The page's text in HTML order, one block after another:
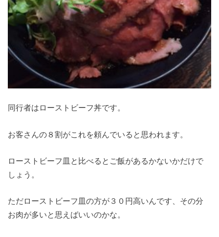
同行者はローストビーフ丼です。
お客さんの８割がこれを頼んでいると思われます。
ローストビーフ皿と比べるとご飯があるかないかだけで
しょう。
ただローストビーフ皿の方が３０円高いんです、その分
お肉が多いと思えばいいのかな。